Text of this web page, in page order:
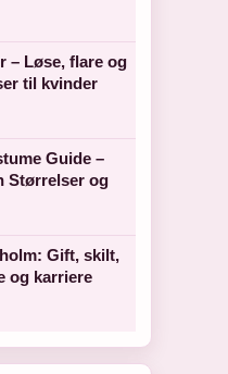
– Løse, flare og
til kvinder
Guide –
Størrelser og
Gift, skilt,
og karriere